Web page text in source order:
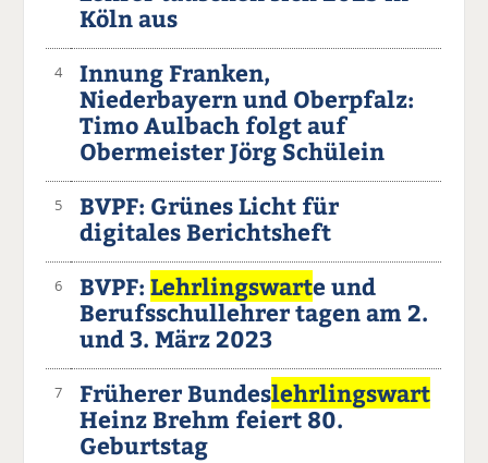
Köln aus
4
Innung Franken,
Niederbayern und Oberpfalz:
Timo Aulbach folgt auf
Obermeister Jörg Schülein
5
BVPF: Grünes Licht für
digitales Berichtsheft
6 BVPF:Lehrlingswarte und
Berufsschullehrer tagen am 2.
und 3. März 2023
7 Früherer Bundeslehrlingswart
Heinz Brehm feiert 80.
Geburtstag